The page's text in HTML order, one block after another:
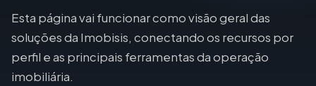
Esta página vai funcionar como visão geral das
soluções da Imobisis, conectando os recursos por
perfil e as principais ferramentas da operação
imobiliária.